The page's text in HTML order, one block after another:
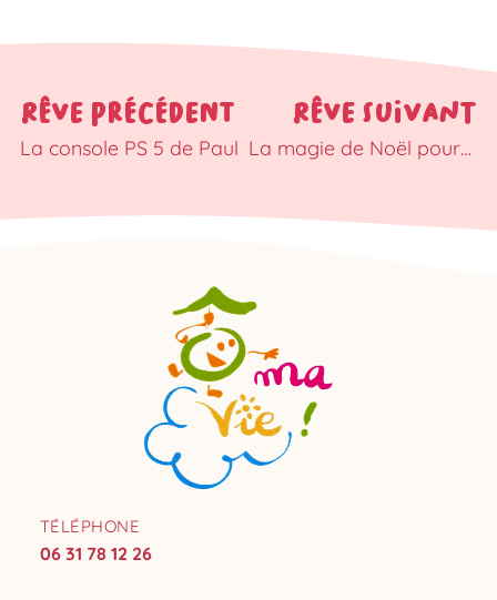
RÊVE PRÉCÉDENT
La console PS 5 de Paul
RÊVE SUIVANT
La magie de Noël pour Vanessa, Alizée, Romane, Aléandro et Joseph à Disneyland Paris
TÉLÉPHONE
06 31 78 12 26